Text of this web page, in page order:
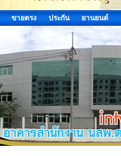
ขายตรง ประกัน ยานยนต์